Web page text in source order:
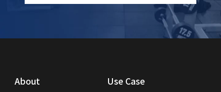
About
Use Case